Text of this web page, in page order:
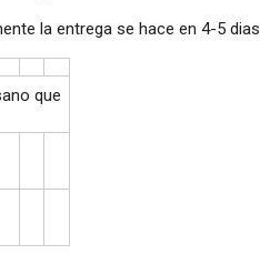
la entrega se hace en 4-5 dias.
que